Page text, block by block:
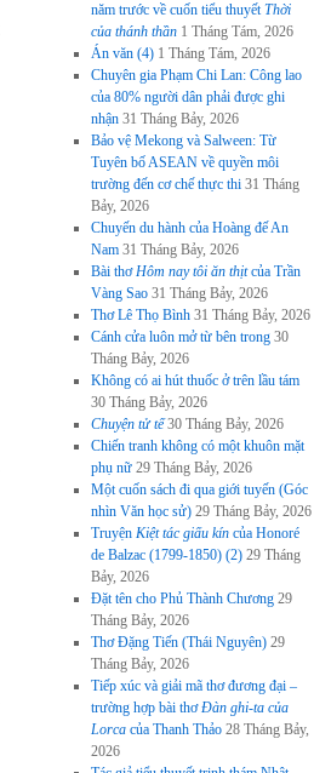
năm trước về cuốn tiểu thuyếtThời
của thánh thần 1 Tháng Tám, 2026
Án văn (4) 1 Tháng Tám, 2026
Chuyên gia Phạm Chi Lan: Công lao
của 80% người dân phải được ghi
nhận 31 Tháng Bảy, 2026
Bảo vệ Mekong và Salween: Từ
Tuyên bố ASEAN về quyền môi
trường đến cơ chế thực thi 31 Tháng
Bảy, 2026
Chuyến du hành của Hoàng đế An
Nam 31 Tháng Bảy, 2026
Bài thơHôm nay tôi ăn thịtcủa Trần
Vàng Sao 31 Tháng Bảy, 2026
Thơ Lê Thọ Bình 31 Tháng Bảy, 2026
Cánh cửa luôn mở từ bên trong 30
Tháng Bảy, 2026
Không có ai hút thuốc ở trên lầu tám
30 Tháng Bảy, 2026
Chuyện tử tế 30 Tháng Bảy, 2026
Chiến tranh không có một khuôn mặt
phụ nữ 29 Tháng Bảy, 2026
Một cuốn sách đi qua giới tuyến (Góc
nhìn Văn học sử) 29 Tháng Bảy, 2026
Truyện Kiệt tác giấu kíncủa Honoré
de Balzac (1799-1850) (2) 29 Tháng
Bảy, 2026
Đặt tên cho Phủ Thành Chương 29
Tháng Bảy, 2026
Thơ Đặng Tiến (Thái Nguyên) 29
Tháng Bảy, 2026
Tiếp xúc và giải mã thơ đương đại –
trường hợp bài thơĐàn ghi-ta của
Lorcacủa Thanh Thảo 28 Tháng Bảy,
2026